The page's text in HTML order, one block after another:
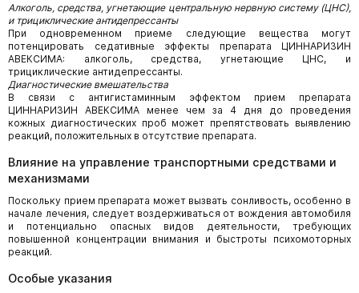
Алкоголь, средства, угнетающие центральную нервную систему (ЦНС),
и трициклические антидепрессанты
При одновременном приеме следующие вещества могут
потенцировать седативные эффекты препарата ЦИННАРИЗИН
АВЕКСИМА: алкоголь, средства, угнетающие ЦНС, и
трициклические антидепрессанты.
Диагностические вмешательства
В связи с антигистаминным эффектом прием препарата
ЦИННАРИЗИН АВЕКСИМА менее чем за 4 дня до проведения
кожных диагностических проб может препятствовать выявлению
реакций, положительных в отсутствие препарата.
Влияние на управление транспортными средствами и
механизмами
Поскольку прием препарата может вызвать сонливость, особенно в
начале лечения, следует воздерживаться от вождения автомобиля
и потенциально опасных видов деятельности, требующих
повышенной концентрации внимания и быстроты психомоторных
реакций.
Особые указания